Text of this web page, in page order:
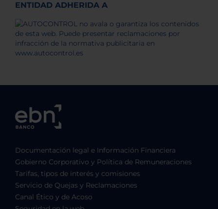
ENTIDAD ADHERIDA A
Documentación legal e Información Financiera
Gobierno Corporativo y Política de Remuneraciones
Tarifas, tipos de interés y comisiones
Servicio de Quejas y Reclamaciones
Canal Ético y de Acoso